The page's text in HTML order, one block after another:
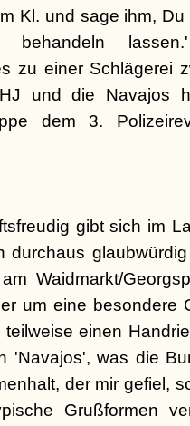
Kl. und sage ihm,
behandeln
zu einer Schlägerei
und die Navajos
dem 3.
gibt sich im
durchaus
Waidmarkt/
um eine besondere
einen
'Navajos', was die
der mir gefiel,
Grußformen